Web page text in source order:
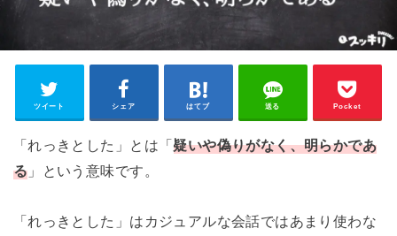
ツイート シェア はてブ 送る Pocket
「れっきとした」とは「疑いや偽りがなく、明らかであ
る 」という意味です。
「れっきとした」はカジュアルな会話ではあまり使わな